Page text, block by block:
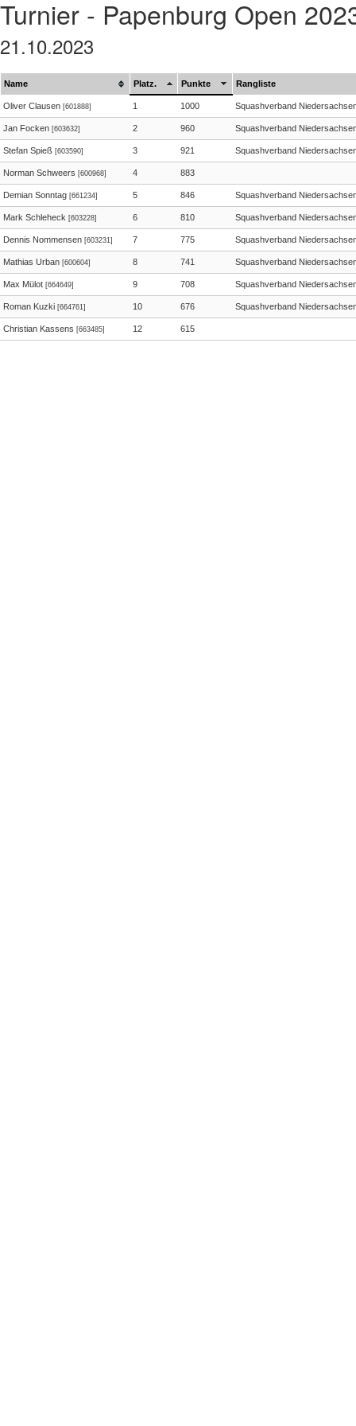
Turnier - Papenburg Open
21.10.2023
Name Platz. Punkte Rangliste
Oliver Clausen [601888] 1 1000 Squashverband
Jan Focken [603632] 2 960 Squashverband
Stefan Spieß [603590] 3 921 Squashverband
Norman Schweers [600968] 4 883
Demian Sonntag [661234] 5 846 Squashverband
Mark Schleheck [603228] 6 810 Squashverband
Dennis Nommensen [603231] 7 775 Squashverband
Mathias Urban [600604] 8 741 Squashverband
Max Mülot [664649] 9 708 Squashverband
Roman Kuzki [664761] 10 676 Squashverband
Christian Kassens [663485] 12 615